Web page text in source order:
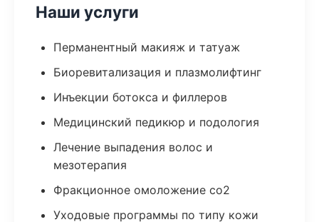
Наши услуги
Перманентный макияж и татуаж
Биоревитализация и плазмолифтинг
Инъекции ботокса и филлеров
Медицинский педикюр и подология
Лечение выпадения волос и
мезотерапия
Фракционное омоложение co2
Уходовые программы по типу кожи